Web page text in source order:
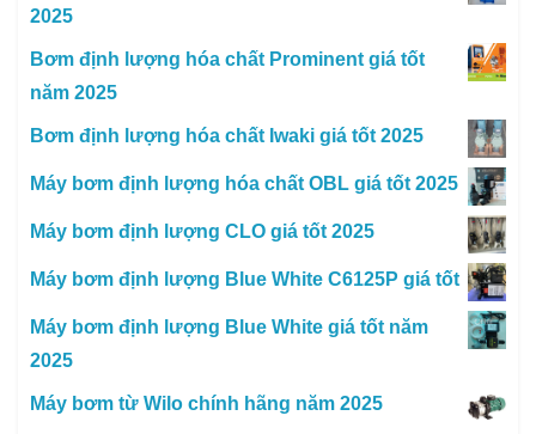
2025
Bơm định lượng hóa chất Prominent giá tốt
năm 2025
Bơm định lượng hóa chất Iwaki giá tốt 2025
Máy bơm định lượng hóa chất OBL giá tốt 2025
Máy bơm định lượng CLO giá tốt 2025
Máy bơm định lượng Blue White C6125P giá tốt
Máy bơm định lượng Blue White giá tốt năm
2025
Máy bơm từ Wilo chính hãng năm 2025